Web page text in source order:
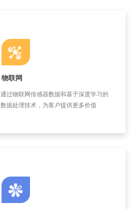
物联网
通过物联网传感器数据和基于深度学习的
数据处理技术，为客户提供更多价值